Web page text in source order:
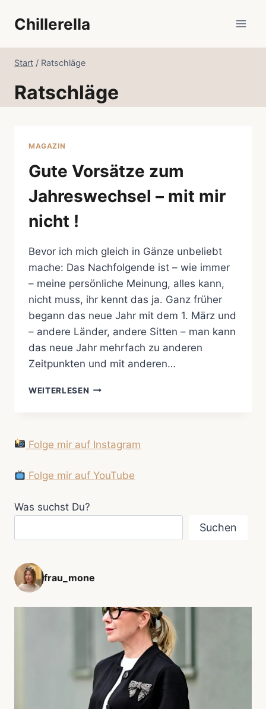
InhaltChillerella
Start / Ratschläge
Ratschläge
MAGAZIN
Gute Vorsätze zum
Jahreswechsel – mit mir
nicht !
Bevor ich mich gleich in Gänze unbeliebt
mache: Das Nachfolgende ist – wie immer
– meine persönliche Meinung, alles kann,
nicht muss, ihr kennt das ja. Ganz früher
begann das neue Jahr mit dem 1. März und
– andere Länder, andere Sitten – man kann
das neue Jahr mehrfach zu anderen
Zeitpunkten und mit anderen…
WEITERLESEN GUTE
MIT
NICHT
Folge mir auf Instagram
Folge mir auf YouTube
Was suchst Du?
Suchen
frau_mone